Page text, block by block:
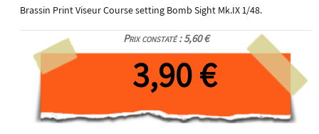
Brassin Print Viseur Course setting Bomb Sight Mk.IX 1/48.
Prix constaté : 5,60 €
3,90 €